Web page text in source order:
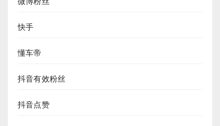
快手
懂车帝
抖音有效粉丝
抖音点赞